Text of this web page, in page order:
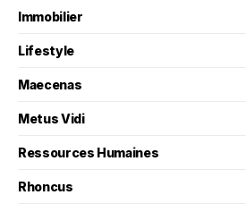
Immobilier
Lifestyle
Maecenas
Metus Vidi
Ressources Humaines
Rhoncus